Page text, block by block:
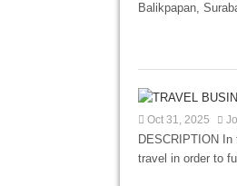
Balikpapan,
Oct 31, 2025
DESCRIPTION
travel in order to